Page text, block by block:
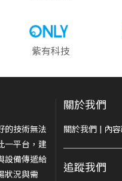
紫有科技
的技術無法
一平台，建
設備傳遞給
狀況與需
關於我們
關於我們 | 內
追蹤我們